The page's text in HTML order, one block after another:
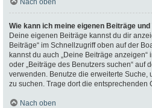
Nach oben
Wie kann ich meine eigenen Beiträge
Deine eigenen Beiträge kannst du dir
Beiträge“ im Schnellzugriff oben auf der
kannst du auch „Deine Beiträge
oder „Beiträge des Benutzers suchen“ auf
verwenden. Benutze die erweiterte Suche,
zu suchen. Trage dort die entsprechenden
Nach oben